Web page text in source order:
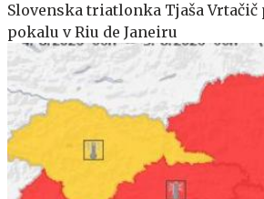
Slovenska triatlonka Tjaša Vrtačič
pokalu v Riu de Janeiru